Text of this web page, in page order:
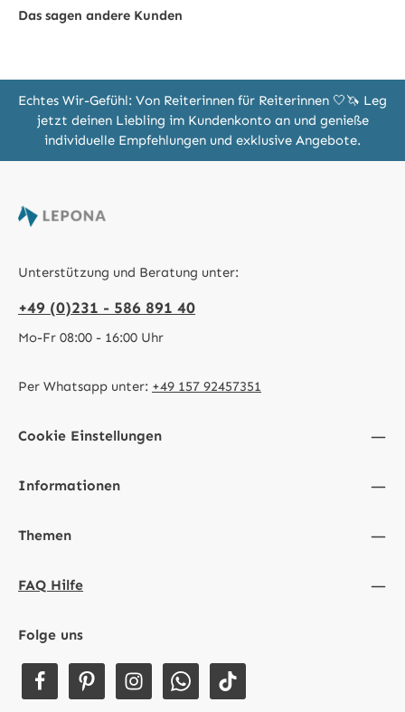
Das sagen andere Kunden
Echtes Wir-Gefühl: Von Reiterinnen für Reiterinnen 🤍🦄 Leg
jetzt deinen Liebling im Kundenkonto an und genieße
individuelle Empfehlungen und exklusive Angebote.
Unterstützung und Beratung unter:
+49 (0)231 - 586 891 40
Mo-Fr 08:00 - 16:00 Uhr
Per Whatsapp unter: +49 157 92457351
Cookie Einstellungen
Informationen
Themen
FAQ Hilfe
Folge uns